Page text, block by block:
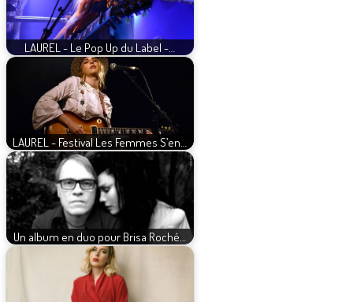
LAUREL - Le Pop Up du Label -…
LAUREL - Festival Les Femmes S’en…
Un album en duo pour Brisa Roché…